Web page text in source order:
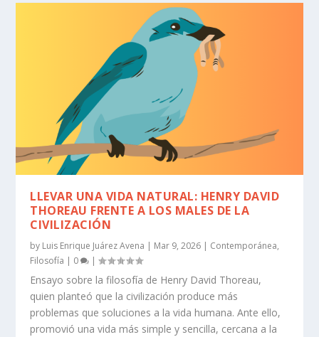
LLEVAR UNA VIDA NATURAL: HENRY DAVID
THOREAU FRENTE A LOS MALES DE LA
CIVILIZACIÓN
by Luis Enrique Juárez Avena | Mar 9, 2026 | Contemporánea,
Filosofía | 0 |
Ensayo sobre la filosofía de Henry David Thoreau,
quien planteó que la civilización produce más
problemas que soluciones a la vida humana. Ante ello,
promovió una vida más simple y sencilla, cercana a la